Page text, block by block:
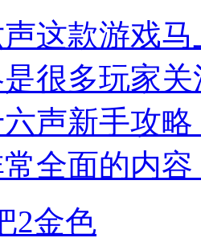
这款游戏
很多玩家
声新手攻
全面的内